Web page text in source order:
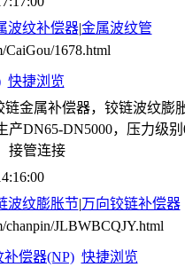
波纹补偿器|金属波纹管
1678.html
快捷浏览
金属补偿器，铰链波纹膨
产DN65-DN5000，压力级别
接管连接
波纹膨胀节|万向铰链补偿器
JLBWBCQJY.html
偿器(NP) 快捷浏览